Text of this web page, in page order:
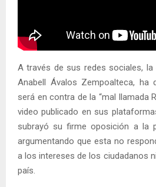
A través de sus redes sociales, la
Anabell Ávalos Zempoalteca, ha
será en contra de la “mal llamada
video publicado en sus
subrayó su firme oposición a la
argumentando que esta no
a los intereses de los ciudadanos
país.